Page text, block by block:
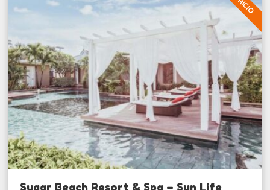
Sugar Beach Resort & Spa – Sun Life